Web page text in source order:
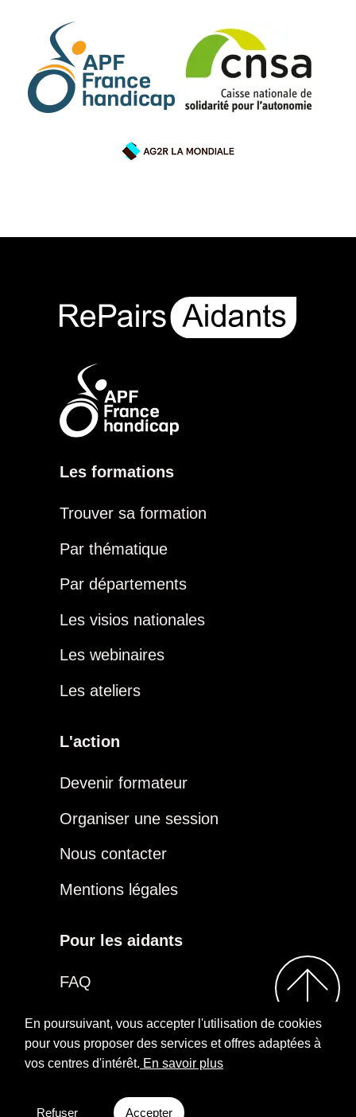
Les formations
Trouver sa formation
Par thématique
Par départements
Les visios nationales
Les webinaires
Les ateliers
L'action
Devenir formateur
Organiser une session
Nous contacter
Mentions légales
Pour les aidants
FAQ
Être aidant
Aidants
Facebook
En poursuivant, vous accepter l'utilisation de cookies
pour vous proposer des services et offres adaptées à
vos centres d'intérêt. En savoir plus
Refuser Accepter